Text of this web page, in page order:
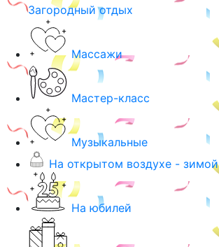
Загородный отдых
Массажи
Мастер-класс
Музыкальные
На открытом воздухе - зимой
На юбилей